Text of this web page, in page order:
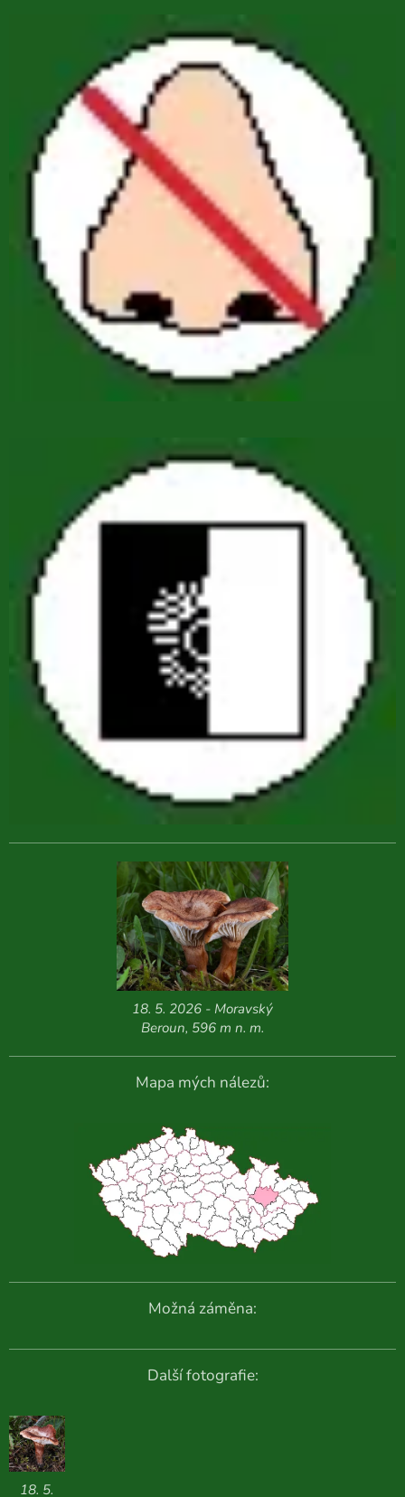
18. 5. 2026 - Moravský
Beroun, 596 m n. m.
Mapa mých nálezů:
Možná záměna:
Další fotografie:
18. 5.